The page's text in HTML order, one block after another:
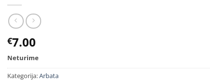
€7.00
Neturime
Kategorija:Arbata